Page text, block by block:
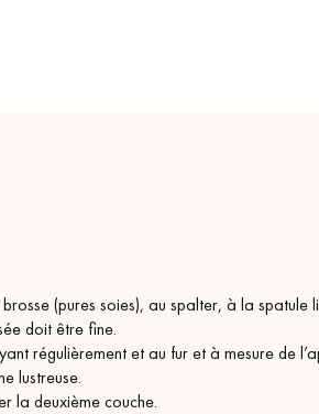
(pures soies), au spalter, à la spatule
doit être fine.
régulièrement et au fur et à mesure de
lustreuse.
la deuxième couche.